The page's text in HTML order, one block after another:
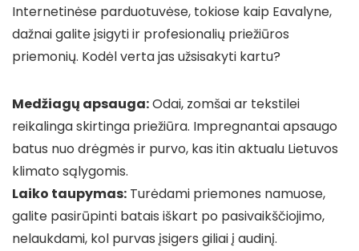
Internetinėse parduotuvėse, tokiose kaip Eavalyne,
dažnai galite įsigyti ir profesionalių priežiūros
priemonių. Kodėl verta jas užsisakyti kartu?
Medžiagų apsauga:Odai, zomšai ar tekstilei
reikalinga skirtinga priežiūra. Impregnantai apsaugo
batus nuo drėgmės ir purvo, kas itin aktualu Lietuvos
klimato sąlygomis.
Laiko taupymas: Turėdami priemones namuose,
galite pasirūpinti batais iškart po pasivaikščiojimo,
nelaukdami, kol purvas įsigers giliai į audinį.